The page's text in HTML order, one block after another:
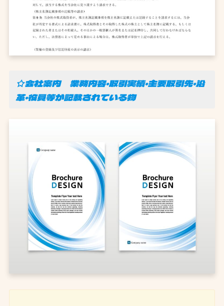
☆会社案内 業務内容・取引実績・主要取引先・沿
革・役員等が記載されている物